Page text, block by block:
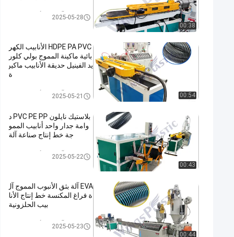
00:38
آلة بثق الأنبوب المموج2025-05-28
00:54
HDPE PA PVC الأنابيب الكهر
بائية ماكينة المموج بولي كلور
يد الفينيل حديقة الأنابيب ماكين
ة
آلة بثق الأنبوب المموج2025-05-21
00:43
بلاستيك نايلون PVC PE PP د
وامة جدار واحد أنابيب الممو
جة خط إنتاج صناعة آلة
آلة بثق الأنبوب المموج2025-05-22
00:44
EVA آلة بثق الأنبوب المموج آل
ة فراغ المكنسة خط إنتاج الأنا
بيب الحلزونية
آلة بثق الأنبوب المموج2025-05-23